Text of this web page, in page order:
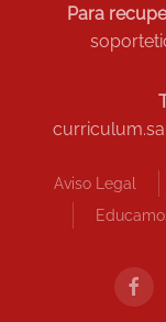
Para
Aviso Legal